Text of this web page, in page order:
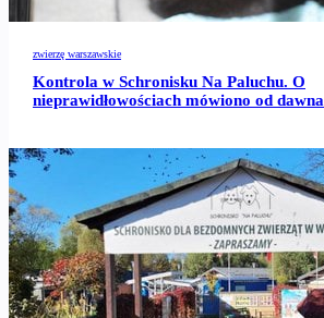
zwierzę warszawskie
Kontrola w Schronisku Na Paluchu. O
nieprawidłowościach mówiono od dawna